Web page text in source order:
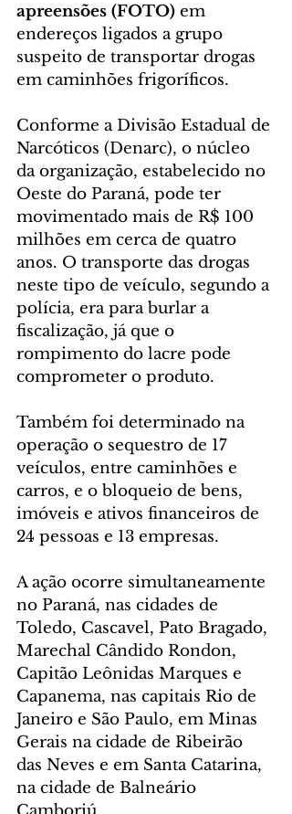
apreensões (FOTO) em
endereços ligados a grupo
suspeito de transportar drogas
em caminhões frigoríficos.
Conforme a Divisão Estadual de
Narcóticos (Denarc), o núcleo
da organização, estabelecido no
Oeste do Paraná, pode ter
movimentado mais de R$ 100
milhões em cerca de quatro
anos. O transporte das drogas
neste tipo de veículo, segundo a
polícia, era para burlar a
fiscalização, já que o
rompimento do lacre pode
comprometer o produto.
Também foi determinado na
operação o sequestro de 17
veículos, entre caminhões e
carros, e o bloqueio de bens,
imóveis e ativos financeiros de
24 pessoas e 13 empresas.
A ação ocorre simultaneamente
no Paraná, nas cidades de
Toledo, Cascavel, Pato Bragado,
Marechal Cândido Rondon,
Capitão Leônidas Marques e
Capanema, nas capitais Rio de
Janeiro e São Paulo, em Minas
Gerais na cidade de Ribeirão
das Neves e em Santa Catarina,
na cidade de Balneário